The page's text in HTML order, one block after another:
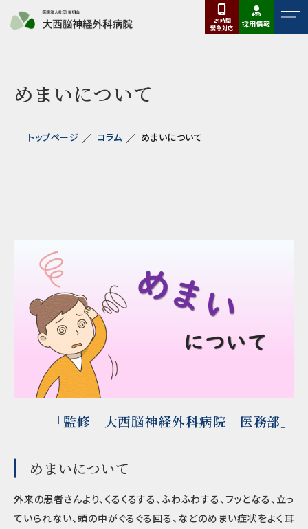
24時間
緊急対応 採用情報
めまいについて
トップページ コラム めまいについて
「監修 大西脳神経外科病院 医務部」
めまいについて
外来の患者さんより、くるくるする、ふわふわする、フッとなる、立っ
ていられない、頭の中がぐるぐる回る、などのめまい症状をよく耳